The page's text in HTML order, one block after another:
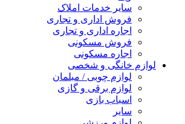
سایر خدمات املاک
فروش اداری و تجاری
اجاره اداری و تجاری
فروش مسکونی
اجاره مسکونی
لوازم خانگی و شخصی
لوازم چوبی / مبلمان
لوازم برقی و گازی
اسباب بازی
سایر